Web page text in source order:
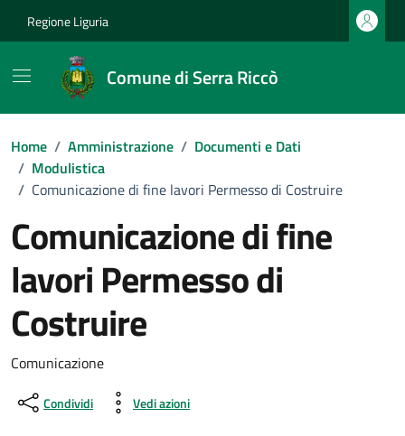
Regione Liguria
Comune di Serra Riccò
Home / Amministrazione / Documenti e Dati
/ Modulistica
/ Comunicazione di fine lavori Permesso di Costruire
Comunicazione di fine
lavori Permesso di
Costruire
Dettagli del documento
Comunicazione
Condividi Vedi azioni